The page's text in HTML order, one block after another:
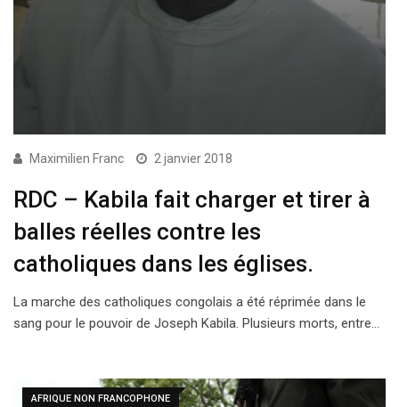
Maximilien Franc 2 janvier 2018
RDC – Kabila fait charger et tirer à
balles réelles contre les
catholiques dans les églises.
La marche des catholiques congolais a été réprimée dans le
sang pour le pouvoir de Joseph Kabila. Plusieurs morts, entre…
AFRIQUE NON FRANCOPHONE